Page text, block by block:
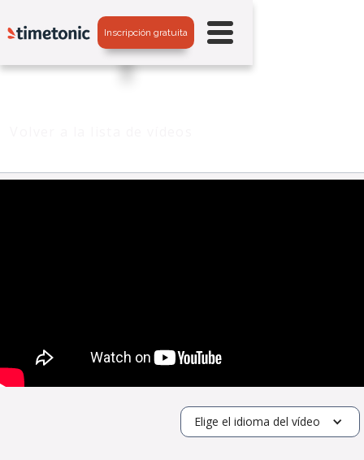
Inscripción gratuita
Elige el idioma del vídeo